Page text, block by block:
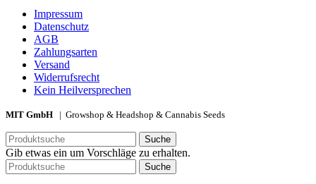
Impressum
Datenschutz
AGB
Zahlungsarten
Versand
Widerrufsrecht
Kein Heilversprechen
MIT GmbH | Growshop & Headshop & Cannabis Seeds
Suche
Gib etwas ein um Vorschläge zu erhalten.
Suche